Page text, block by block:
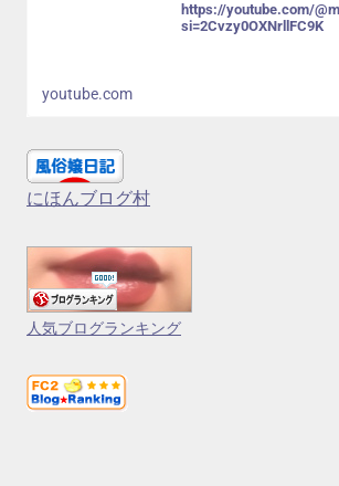
https://youtube.com/
si=2Cvzy0OXNrllFC9K
youtube.com
にほんブログ村
人気ブログランキング